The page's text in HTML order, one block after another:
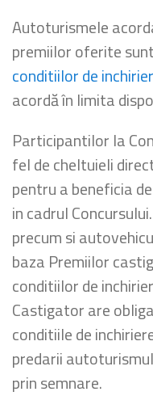
Autoturismele
premiilor oferite
conditiilor de
acordă în limita
Participantilor la
fel de cheltuieli
pentru a beneficia
in cadrul
precum si
baza Premiilor
conditiilor de
Castigator are
conditiile de
predarii
prin semnare.